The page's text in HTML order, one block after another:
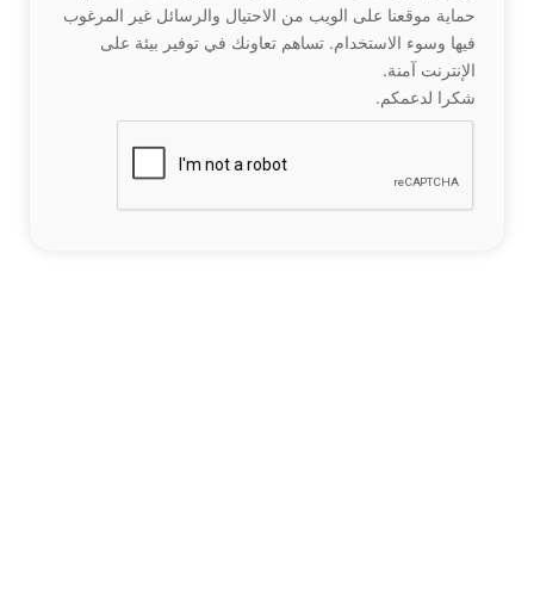
حماية موقعنا على الويب من الاحتيال والرسائل غير المرغوب
فيها وسوء الاستخدام. تساهم تعاونك في توفير بيئة على
الإنترنت آمنة.
شكرا لدعمكم.